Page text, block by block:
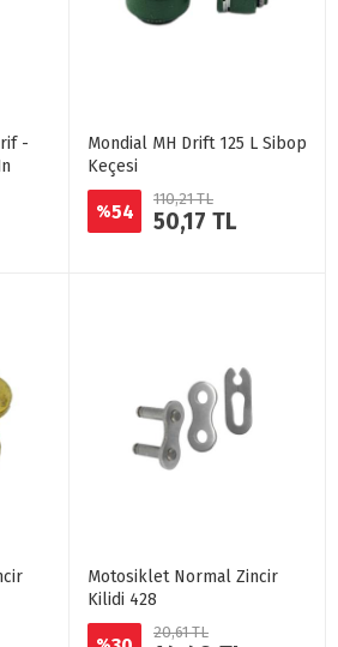
-
Mondial MH Drift 125 L Sibop
Keçesi
%54
110,21 TL
50,17 TL
Motosiklet Normal Zincir
Kilidi 428
20,61 TL